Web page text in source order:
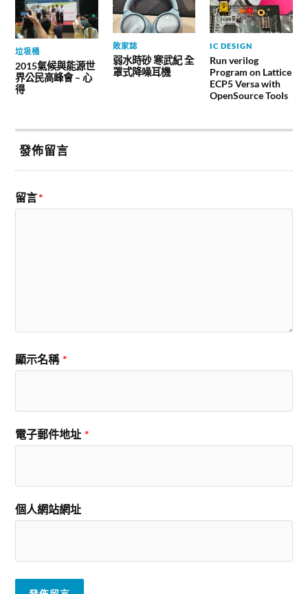
垃圾桶
2015氣候與能源世
界公民高峰會 – 心
得
敗家誌
弱水時砂 寒武紀 全
罩式降噪耳機
IC DESIGN
Run verilog
Program on Lattice
ECP5 Versa with
OpenSource Tools
發佈留言
留言*
顯示名稱 *
電子郵件地址 *
個人網站網址